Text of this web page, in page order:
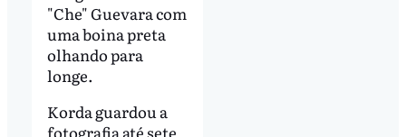
"Che" Guevara com
uma boina preta
olhando para
longe.
Korda guardou a
fotografia até sete